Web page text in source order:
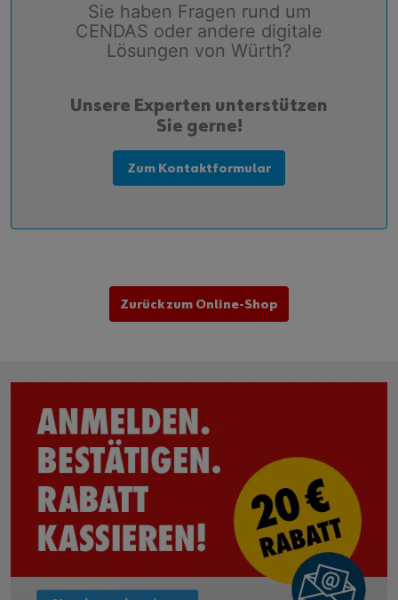
Sie haben Fragen rund um
CENDAS oder andere digitale
Lösungen von Würth?
Unsere Experten unterstützen
Sie gerne!
Zum Kontaktformular
Zurück zum Online-Shop